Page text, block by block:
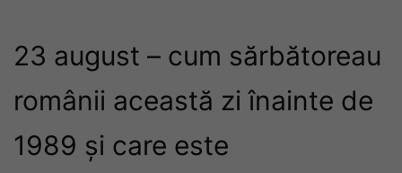
23 august – cum sărbătoreau
românii această zi înainte de
1989 și care este